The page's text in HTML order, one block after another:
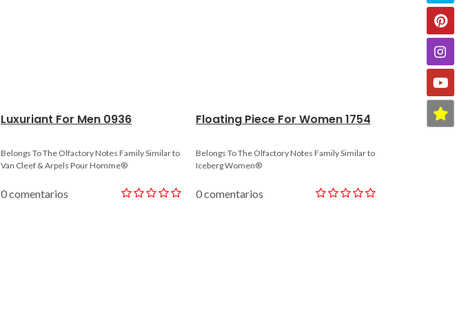
Luxuriant For Men 0936
Belongs To The Olfactory Notes Family Similar to
Van Cleef & Arpels Pour Homme®
0 comentarios
Floating Piece For Women 1754
Belongs To The Olfactory Notes Family Similar to
Iceberg Women®
0 comentarios
Spike For